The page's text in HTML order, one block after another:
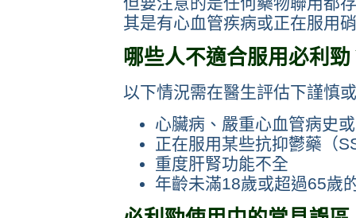
其是有心血管疾病或正在服用
哪些人不適合服用必利勁
以下情況需在醫生評估下謹慎
心臟病、嚴重心血管病史
正在服用某些抗抑鬱藥（
重度肝腎功能不全
年齡未滿18歲或超過65歲